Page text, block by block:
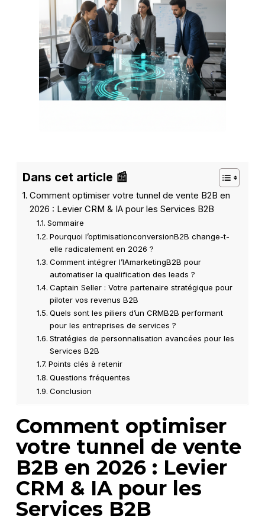
Dans cet article 📰
Comment optimiser votre tunnel de vente B2B en
2026 : Levier CRM & IA pour les Services B2B
Sommaire
Pourquoi l’optimisationconversionB2B change-t-
elle radicalement en 2026 ?
Comment intégrer l’IAmarketingB2B pour
automatiser la qualification des leads ?
Captain Seller : Votre partenaire stratégique pour
piloter vos revenus B2B
Quels sont les piliers d’un CRMB2B performant
pour les entreprises de services ?
Stratégies de personnalisation avancées pour les
Services B2B
Points clés à retenir
Questions fréquentes
Conclusion
Comment optimiser
votre tunnel de vente
B2B en 2026 : Levier
CRM & IA pour les
Services B2B